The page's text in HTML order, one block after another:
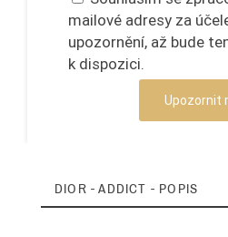
mailové adresy za
upozornění, až bude
k dispozici.
Upozornit
DIOR - ADDICT - POPIS